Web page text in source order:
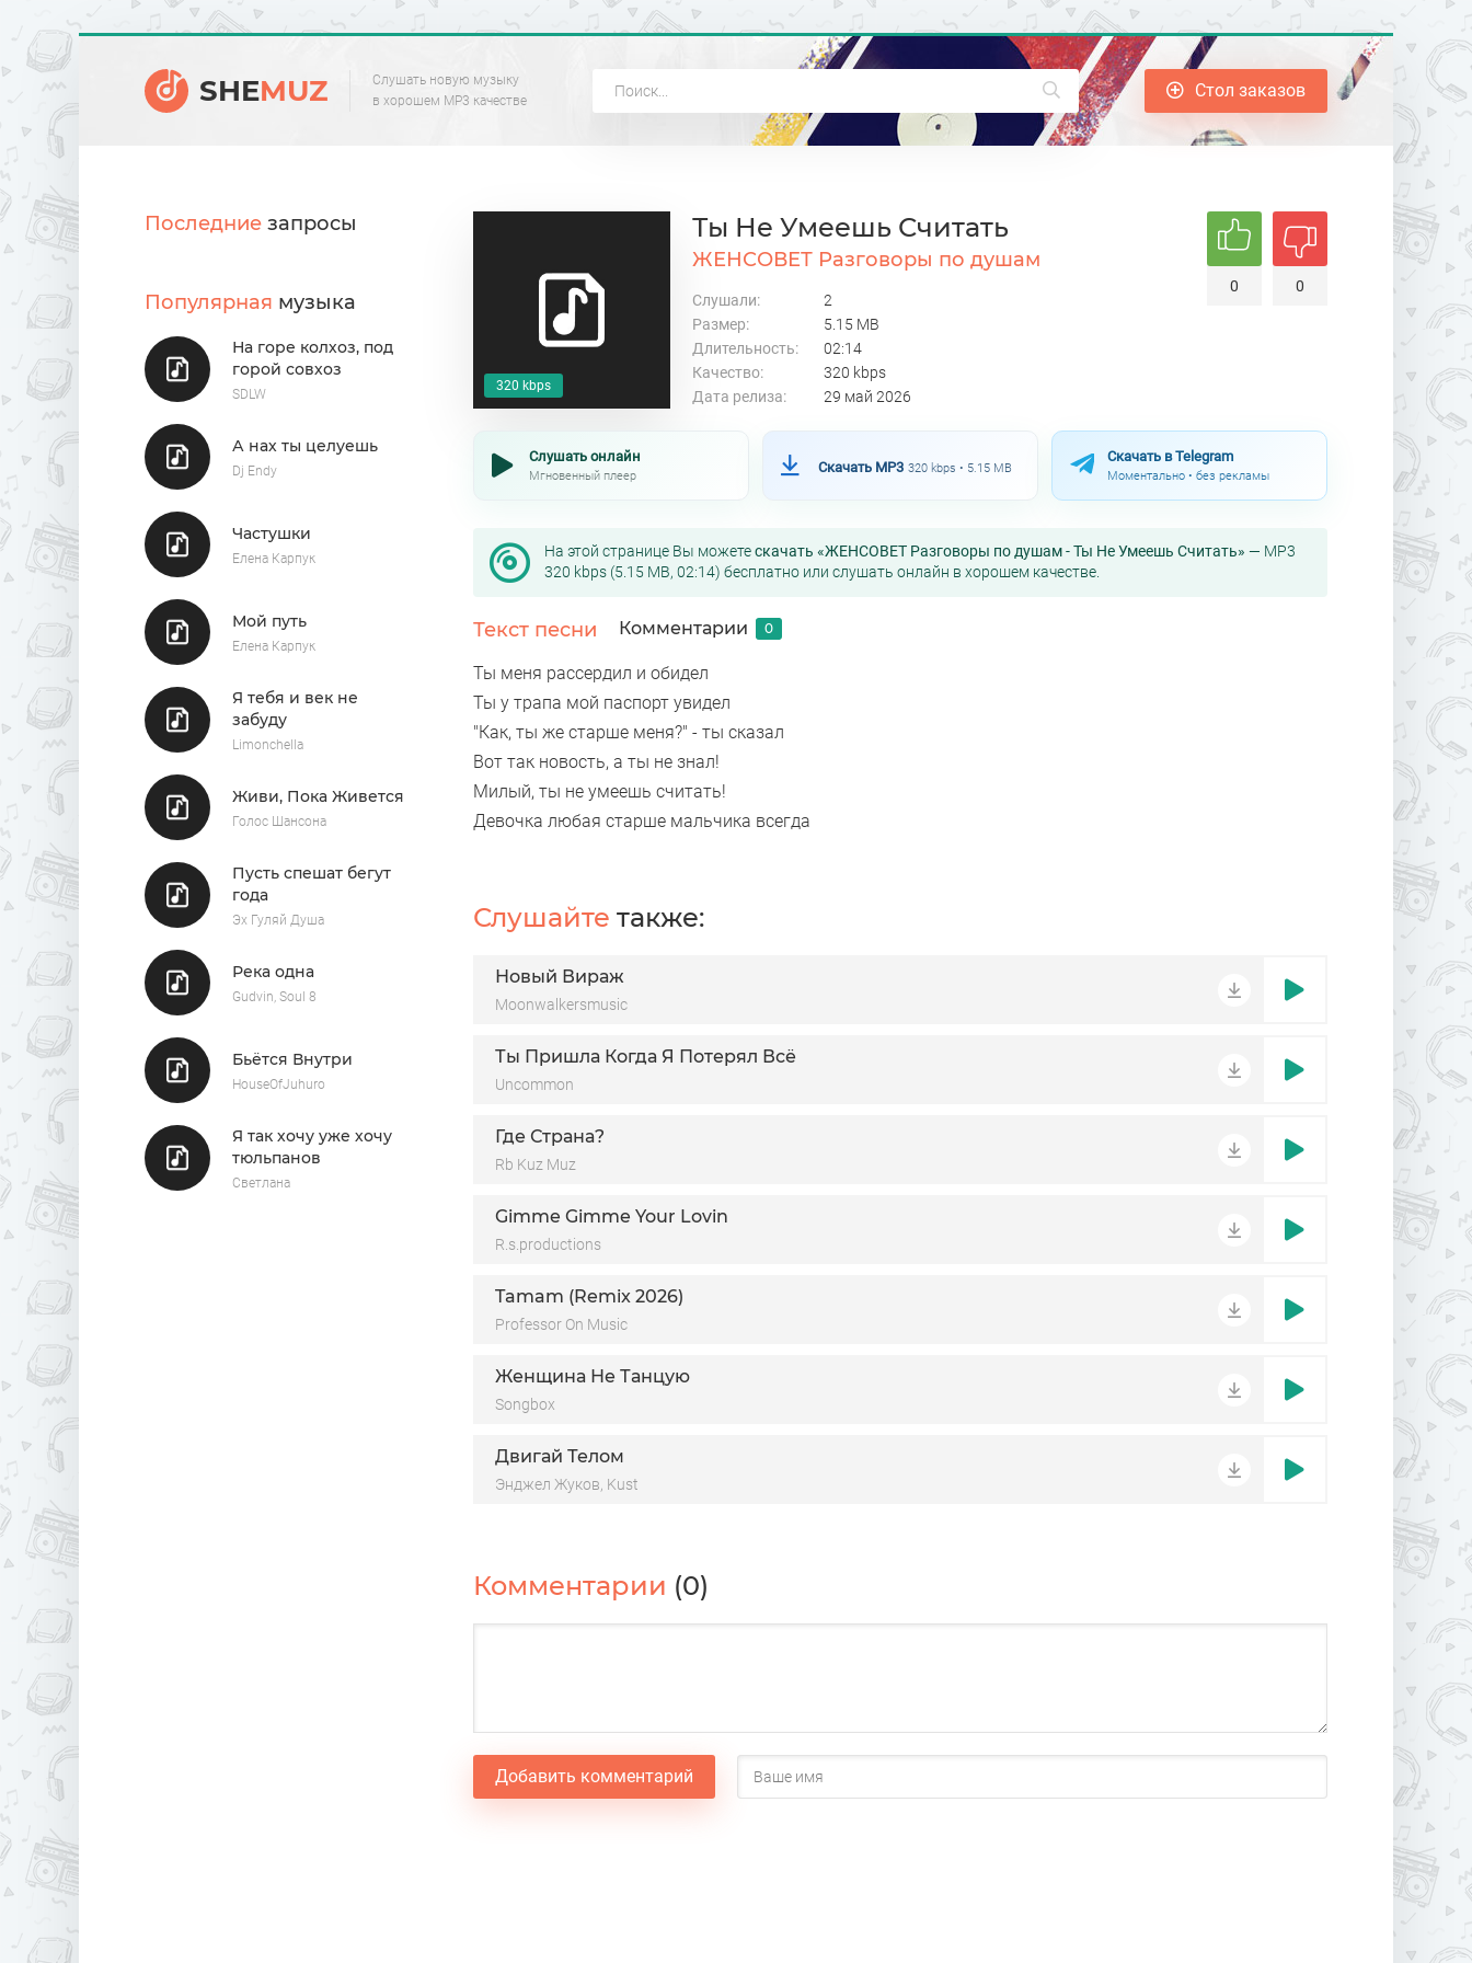
SHEMUZ
Слушать новую музыку
в хорошем MP3 качестве
Стол заказов
Последние запросы
Популярная музыка
На горе колхоз, под
горой совхоз
SDLW
А нах ты целуешь
Dj Endy
Частушки
Елена Карпук
Мой путь
Елена Карпук
Я тебя и век не
забуду
Limonchella
Живи, Пока Живется
Голос Шансона
Пусть спешат бегут
года
Эх Гуляй Душа
Река одна
Gudvin, Soul 8
Бьётся Внутри
HouseOfJuhuro
Я так хочу уже хочу
тюльпанов
Светлана
320 kbps
Ты Не Умеешь Считать
ЖЕНСОВЕТ Разговоры по душам
Слушали:
2
Размер:
5.15 MB
Длительность:
02:14
Качество:
320 kbps
Дата релиза:
29 май 2026
0 0
Слушать онлайн
Мгновенный плеер
Скачать MP3 320 kbps • 5.15 MB
Скачать в Telegram
Моментально • без рекламы
На этой странице Вы можетескачать «ЖЕНСОВЕТ Разговоры по душам - Ты Не Умеешь Считать» — MP3
320 kbps (5.15 MB, 02:14) бесплатно или слушать онлайн в хорошем качестве.
Текст песни Комментарии 0
Ты меня рассердил и обидел
Ты у трапа мой паспорт увидел
"Как, ты же старше меня?" - ты сказал
Вот так новость, а ты не знал!
Милый, ты не умеешь считать!
Девочка любая старше мальчика всегда
Слушайте также:
Новый Вираж
Moonwalkersmusic
Ты Пришла Когда Я Потерял Всё
Uncommon
Где Страна?
Rb Kuz Muz
Gimme Gimme Your Lovin
R.s.productions
Tamam (Remix 2026)
Professor On Music
Женщина Не Танцую
Songbox
Двигай Телом
Энджел Жуков, Kust
Комментарии (0)
Добавить комментарий